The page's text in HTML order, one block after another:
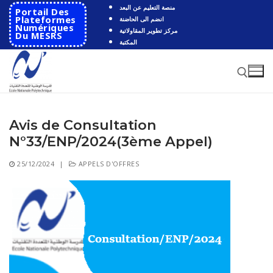
Aller
contenu
Portail Des
Plateformes
Numériques
Du MESRS
منصة التعليم عن البعد
انضم الى الحاضنة
مركز تطوير المقاولاتية
المكتبة
Rechercher :
Rechercher
:
Présentation
Départements
Avis de Consultation
N°33/ENP/2024(3ème Appel)
25/12/2024 | APPELS D'OFFRES